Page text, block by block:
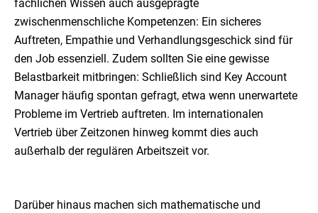
fachlichen Wissen auch ausgeprägte
zwischenmenschliche Kompetenzen: Ein sicheres
Auftreten, Empathie und Verhandlungsgeschick sind für
den Job essenziell. Zudem sollten Sie eine gewisse
Belastbarkeit mitbringen: Schließlich sind Key Account
Manager häufig spontan gefragt, etwa wenn unerwartete
Probleme im Vertrieb auftreten. Im internationalen
Vertrieb über Zeitzonen hinweg kommt dies auch
außerhalb der regulären Arbeitszeit vor.
Darüber hinaus machen sich mathematische und